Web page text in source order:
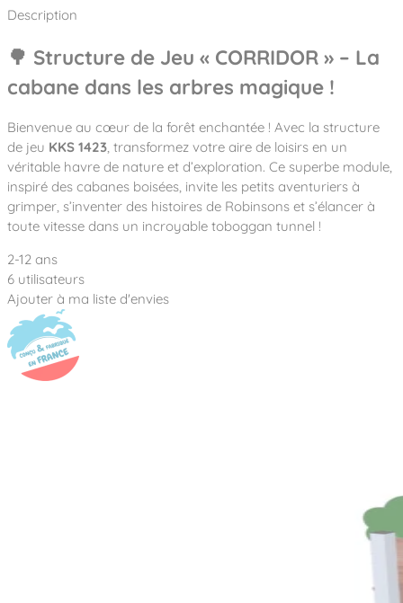
Nos engagements
Nos Garanties
Notre concept
Notre entreprise
Notre équipe
Nous rejoindre
Aires de jeux Bikini & Bermuda®
Tous nos jeux
Jeux inclusifs
Nos univers
Sport & Fitness Sport&Co®
Parcours de santé
Stadium Arena
Street workout
Surfpark
Équipements sportifs
Mobilier urbain
Accessoires ludiques
Nos clients
Collectivités
Établissements scolaires
Camping et résidences de vacances
Notre expertise
Des aires intergénérationnelles de
Des aires de jeux pour tous les enfants
L’éco-conception de nos jeux
La végétalisation des cours d’école
Nos matériaux
Nos fonctions ludiques & sportives
Contact
Les questions fréquentes
Catalogues
Description
🌳 Structure de Jeu « CORRIDOR » – La
cabane dans les arbres magique !
Bienvenue au cœur de la forêt enchantée ! Avec la structure
de jeu KKS 1423, transformez votre aire de loisirs en un
véritable havre de nature et d’exploration. Ce superbe module,
inspiré des cabanes boisées, invite les petits aventuriers à
grimper, s’inventer des histoires de Robinsons et s’élancer à
toute vitesse dans un incroyable toboggan tunnel !
2-12 ans
6 utilisateurs
Ajouter à ma liste d'envies